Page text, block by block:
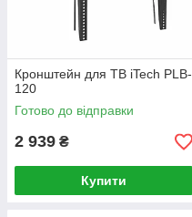
Кронштейн для ТВ iTech PLB-
120
Готово до відправки
2 939 ₴
Купити